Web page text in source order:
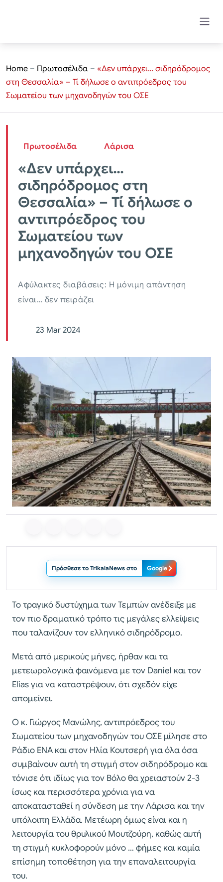
Home – Πρωτοσέλιδα – «Δεν υπάρχει… σιδηρόδρομος
στη Θεσσαλία» – Τί δήλωσε ο αντιπρόεδρος του
Σωματείου των μηχανοδηγών του ΟΣΕ
Πρωτοσέλιδα Λάρισα
«Δεν υπάρχει…
σιδηρόδρομος στη
Θεσσαλία» – Τί δήλωσε ο
αντιπρόεδρος του
Σωματείου των
μηχανοδηγών του ΟΣΕ
Αφύλακτες διαβάσεις: Η μόνιμη απάντηση
είναι… δεν πειράζει
23 Mar 2024
Πρόσθεσε το TrikalaNews στο Google
Το τραγικό δυστύχημα των Τεμπών ανέδειξε με
τον πιο δραματικό τρόπο τις μεγάλες ελλείψεις
που ταλανίζουν τον ελληνικό σιδηρόδρομο.
Μετά από μερικούς μήνες, ήρθαν και τα
μετεωρολογικά φαινόμενα με τον Daniel και τον
Elias για να καταστρέψουν, ότι σχεδόν είχε
απομείνει.
Ο κ. Γιώργος Μανώλης, αντιπρόεδρος του
Σωματείου των μηχανοδηγών του ΟΣΕ μίλησε στο
Ράδιο ΕΝΑ και στον Ηλία Κουτσερή για όλα όσα
συμβαίνουν αυτή τη στιγμή στον σιδηρόδρομο και
τόνισε ότι ιδίως για τον Βόλο θα χρειαστούν 2-3
ίσως και περισσότερα χρόνια για να
αποκατασταθεί η σύνδεση με την Λάρισα και την
υπόλοιπη Ελλάδα. Μετέωρη όμως είναι και η
λειτουργία του θρυλικού Μουτζούρη, καθώς αυτή
τη στιγμή κυκλοφορούν μόνο … φήμες και καμία
επίσημη τοποθέτηση για την επαναλειτουργία
του.